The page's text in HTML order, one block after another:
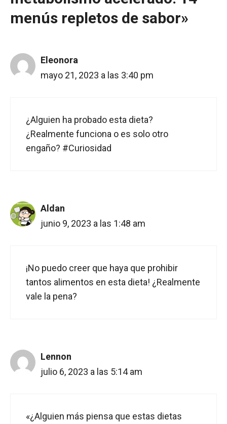
menús repletos de sabor»
Eleonora
mayo 21, 2023 a las 3:40 pm
¿Alguien ha probado esta dieta?
¿Realmente funciona o es solo otro
engaño? #Curiosidad
Aldan
junio 9, 2023 a las 1:48 am
¡No puedo creer que haya que prohibir
tantos alimentos en esta dieta! ¿Realmente
vale la pena?
Lennon
julio 6, 2023 a las 5:14 am
«¿Alguien más piensa que estas dietas